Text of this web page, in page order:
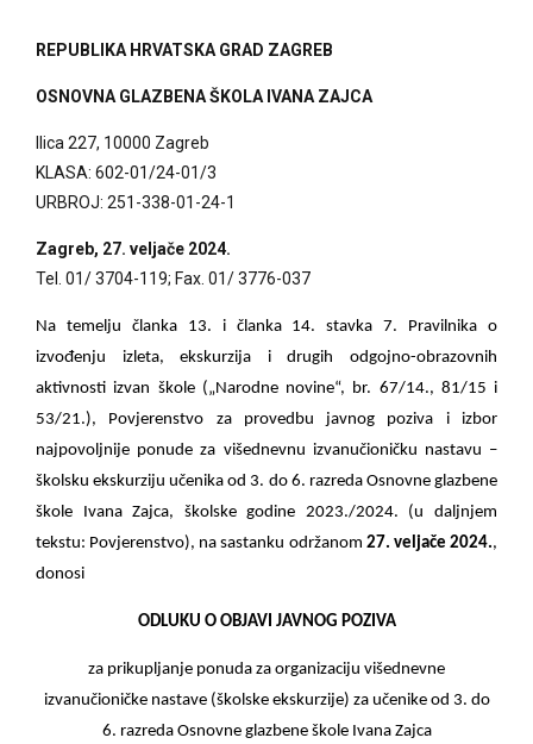
REPUBLIKA HRVATSKA GRAD ZAGREB
OSNOVNA GLAZBENA ŠKOLA IVANA ZAJCA
Ilica 227, 10000 Zagreb
KLASA: 602-01/24-01/3
URBROJ: 251-338-01-24-1
Zagreb, 27. veljače 2024.
Tel. 01/ 3704-119; Fax. 01/ 3776-037
Na temelju članka 13. i članka 14. stavka 7. Pravilnika o
izvođenju izleta, ekskurzija i drugih odgojno-obrazovnih
aktivnosti izvan škole („Narodne novine“, br. 67/14., 81/15 i
53/21.), Povjerenstvo za provedbu javnog poziva i izbor
najpovoljnije ponude za višednevnu izvanučioničku nastavu –
školsku ekskurziju učenika od 3. do 6. razreda Osnovne glazbene
škole Ivana Zajca, školske godine 2023./2024. (u daljnjem
tekstu: Povjerenstvo), na sastanku održanom 27. veljače 2024.,
donosi
ODLUKU O OBJAVI JAVNOG POZIVA
za prikupljanje ponuda za organizaciju višednevne
izvanučioničke nastave (školske ekskurzije) za učenike od 3. do
6. razreda Osnovne glazbene škole Ivana Zajca